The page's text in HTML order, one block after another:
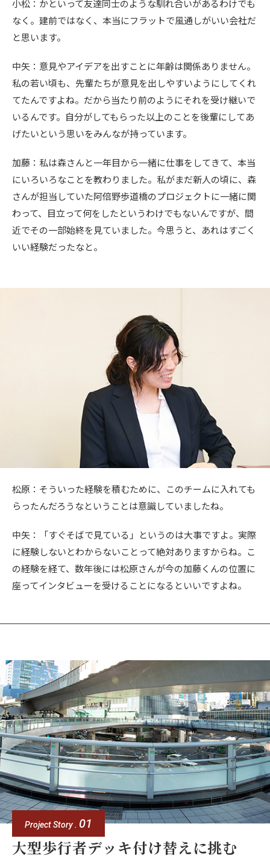
小松：かといって友達同士のような馴れ合いがあるわけでも
なく。建前ではなく、本当にフラットで風通しがいい会社だ
と思います。
中矢：意見やアイデアを出すことに年齢は関係ありません。
私の若い頃も、先輩たちが意見を出しやすいようにしてくれ
てたんですよね。だから当たり前のようにそれを受け継いで
いるんです。自分がしてもらった以上のことを後輩にしてあ
げたいという思いをみんなが持っています。
加藤：私は森さんと一年目から一緒に仕事をしてきて、本当
にいろいろなことを教わりました。私がまだ新人の頃に、森
さんが担当していた阿倍野歩道橋のプロジェクトに一緒に関
わって、目立って何をしたというわけでもないんですが、間
近でその一部始終を見ていました。今思うと、あれはすごく
いい経験だったなと。
松原：そういった経験を積むために、このチームに入れても
らったんだろうなということは意識していましたね。
中矢：「すぐそばで見ている」というのは大事ですよ。実際
に経験しないとわからないことって絶対ありますからね。こ
の経験を経て、数年後には松原さんが今の加藤くんの位置に
座ってインタビューを受けることになるといいですよね。
Project Story . 01
大型歩行者デッキ付け替えに挑む